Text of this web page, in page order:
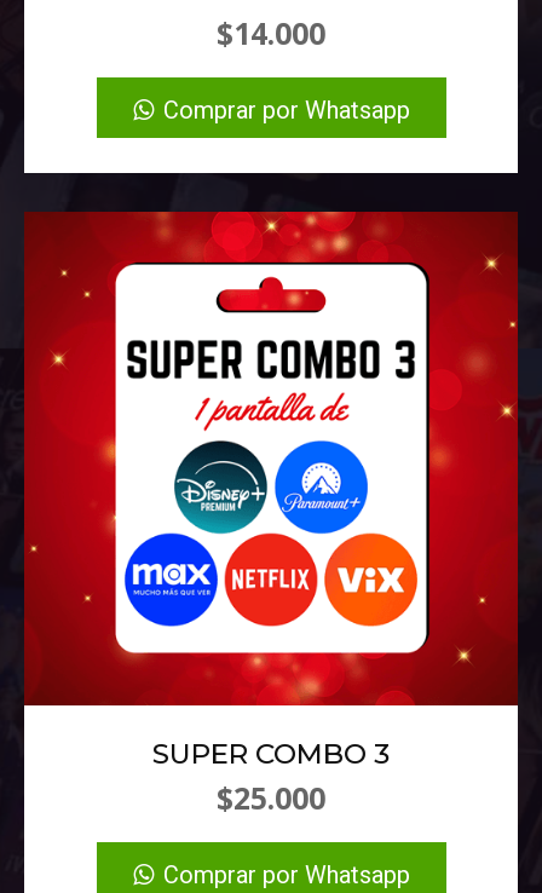
$14.000
Comprar por Whatsapp
SUPER COMBO 3
$25.000
Comprar por Whatsapp